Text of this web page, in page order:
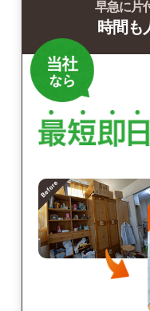
早急に片
時間も